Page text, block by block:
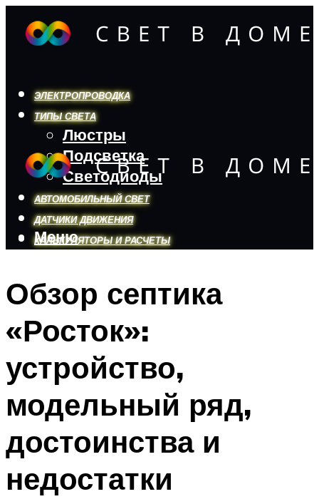
ЭЛЕКТРОПРОВОДКА
ТИПЫ СВЕТА
Люстры
Подсветка
Светодиоды
АВТОМОБИЛЬНЫЙ СВЕТ
ДАТЧИКИ ДВИЖЕНИЯ
КАЛЬКУЛЯТОРЫ И РАСЧЕТЫ
Меню
Меню
Обзор септика
«Росток»:
устройство,
модельный ряд,
достоинства и
недостатки